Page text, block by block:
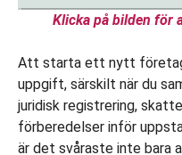
Klicka på bilden för
Att starta ett nytt företag
uppgift, särskilt när du
juridisk registrering,
förberedelser inför
är det svåraste inte bara